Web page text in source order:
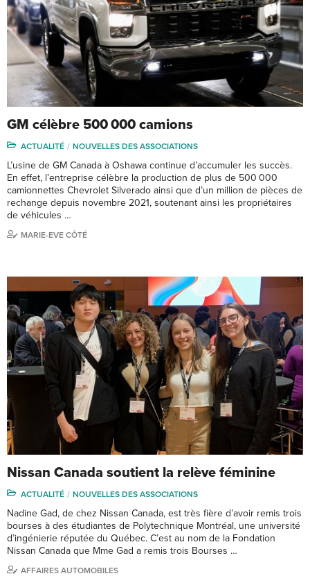
GM célèbre 500 000 camions
ACTUALITÉ NOUVELLES DES ASSOCIATIONS
L’usine de GM Canada à Oshawa continue d’accumuler les succès.
En effet, l’entreprise célèbre la production de plus de 500 000
camionnettes Chevrolet Silverado ainsi que d’un million de pièces de
rechange depuis novembre 2021, soutenant ainsi les propriétaires
de véhicules …
MARIE-EVE CÔTÉ
Nissan Canada soutient la relève féminine
ACTUALITÉ NOUVELLES DES ASSOCIATIONS
Nadine Gad, de chez Nissan Canada, est très fière d’avoir remis trois
bourses à des étudiantes de Polytechnique Montréal, une université
d’ingénierie réputée du Québec. C’est au nom de la Fondation
Nissan Canada que Mme Gad a remis trois Bourses …
AFFAIRES AUTOMOBILES